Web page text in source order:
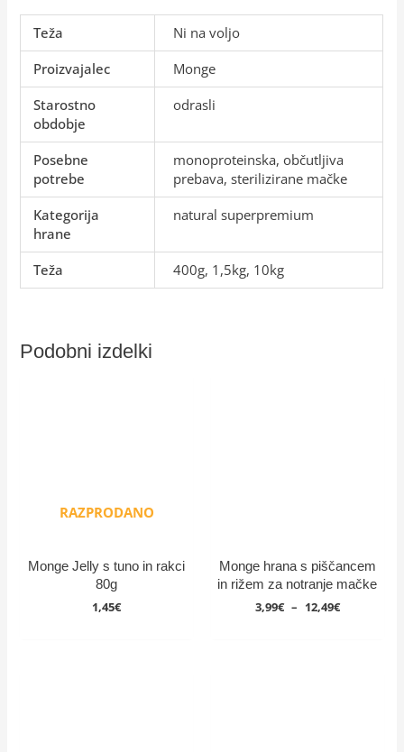
Teža
Ni na voljo
Proizvajalec
Monge
Starostno
obdobje
odrasli
Posebne
potrebe
monoproteinska, občutljiva
prebava, sterilizirane mačke
Kategorija
hrane
natural superpremium
Teža 400g, 1,5kg, 10kg
Podobni izdelki
RAZPRODANO
Monge Jelly s tuno in rakci
80g
1,45€
Monge hrana s piščancem
in rižem za notranje mačke
3,99€ – 12,49€